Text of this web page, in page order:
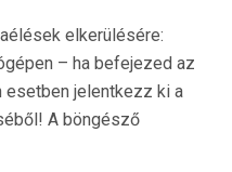
elkerülésére:
– ha befejezed az
esetben jelentkezz ki a
A böngésző